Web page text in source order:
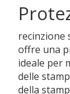
recinzione
offre una
ideale per
delle
della